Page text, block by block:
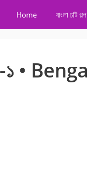
Home বাংলা চটি গল্প
-১ •